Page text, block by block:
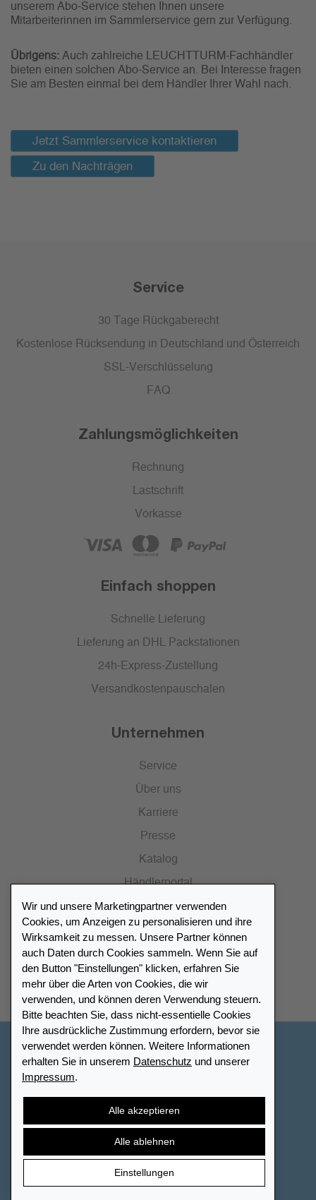
unserem Abo-Service stehen Ihnen unsere
Mitarbeiterinnen im Sammlerservice gern zur Verfügung.
Übrigens: Auch zahlreiche LEUCHTTURM-Fachhändler
bieten einen solchen Abo-Service an. Bei Interesse fragen
Sie am Besten einmal bei dem Händler Ihrer Wahl nach.
Jetzt Sammlerservice kontaktieren
Zu den Nachträgen
Service
30 Tage Rückgaberecht
Kostenlose Rücksendung in Deutschland und Österreich
SSL-Verschlüsselung
FAQ
Zahlungsmöglichkeiten
Rechnung
Lastschrift
Vorkasse
Einfach shoppen
Schnelle Lieferung
Lieferung an DHL Packstationen
24h-Express-Zustellung
Versandkostenpauschalen
Unternehmen
Service
Über uns
Karriere
Presse
Katalog
Händlerportal
Händlerverzeichnis
Meinen Leuchtturm Händler finden
Wir und unsere Marketingpartner verwenden
Cookies, um Anzeigen zu personalisieren und ihre
Wirksamkeit zu messen. Unsere Partner können
auch Daten durch Cookies sammeln. Wenn Sie auf
den Button "Einstellungen" klicken, erfahren Sie
mehr über die Arten von Cookies, die wir
verwenden, und können deren Verwendung steuern.
Bitte beachten Sie, dass nicht-essentielle Cookies
Ihre ausdrückliche Zustimmung erfordern, bevor sie
verwendet werden können. Weitere Informationen
erhalten Sie in unserem Datenschutz und unserer
Impressum.
Alle akzeptieren
Alle ablehnen
Einstellungen
Deutschland
Cookie-Einstellungen
Widerrufsbelehrung Vertrag widerrufen
© 2026 LEUCHTTURM. Alle Rechte vorbehalten.